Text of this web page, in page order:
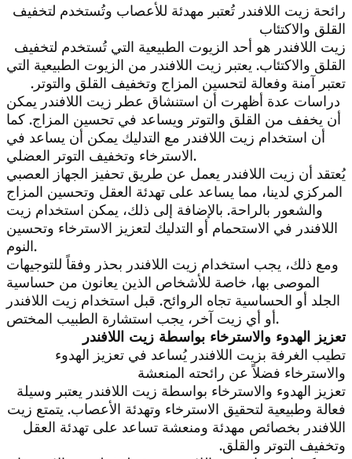
رائحة زيت اللافندر تُعتبر مهدئة للأعصاب وتُستخدم لتخفيف
القلق والاكتئاب
زيت اللافندر هو أحد الزيوت الطبيعية التي تُستخدم لتخفيف
القلق والاكتئاب. يعتبر زيت اللافندر من الزيوت الطبيعية التي
تعتبر آمنة وفعالة لتحسين المزاج وتخفيف القلق والتوتر.
دراسات عدة أظهرت أن استنشاق عطر زيت اللافندر يمكن
أن يخفف من القلق والتوتر ويساعد في تحسين المزاج. كما
أن استخدام زيت اللافندر مع التدليك يمكن أن يساعد في
الاسترخاء وتخفيف التوتر العضلي.
يُعتقد أن زيت اللافندر يعمل عن طريق تحفيز الجهاز العصبي
المركزي لدينا، مما يساعد على تهدئة العقل وتحسين المزاج
والشعور بالراحة. بالإضافة إلى ذلك، يمكن استخدام زيت
اللافندر في الاستحمام أو التدليك لتعزيز الاسترخاء وتحسين
النوم.
ومع ذلك، يجب استخدام زيت اللافندر بحذر وفقاً للتوجيهات
الموصى بها، خاصة للأشخاص الذين يعانون من حساسية
الجلد أو الحساسية تجاه الروائح. قبل استخدام زيت اللافندر
أو أي زيت آخر، يجب استشارة الطبيب المختص.
تعزيز الهدوء والاسترخاء بواسطة زيت اللافندر
تطيب الغرفة بزيت اللافندر يُساعد في تعزيز الهدوء
والاسترخاء فضلاً عن رائحته المنعشة
تعزيز الهدوء والاسترخاء بواسطة زيت اللافندر يعتبر وسيلة
فعالة وطبيعية لتحقيق الاسترخاء وتهدئة الأعصاب. يتمتع زيت
اللافندر بخصائص مهدئة ومنعشة تساعد على تهدئة العقل
وتخفيف التوتر والقلق.